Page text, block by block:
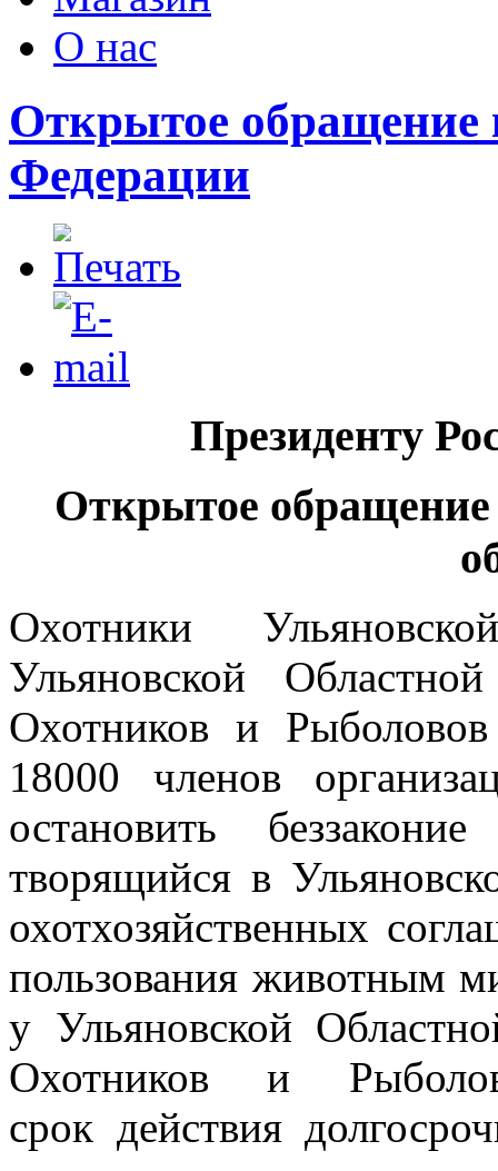
О нас
Открытое обращение
Федерации
Президенту
Открытое
Охотники
Ульяновской
Охотников и
18000 членов
остановить
творящийся в
охотхозяйственных
пользования животным
у Ульяновской
Охотников и
срок действия